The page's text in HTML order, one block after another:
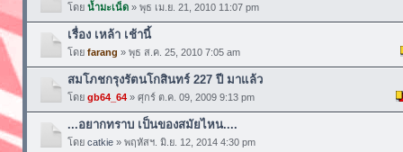
โดย น้ำมะเน็ด» พุธ เม.ย. 21, 2010 11:07 pm
เรื่อง เหล้า เช้านี้
โดย farang » พุธ ส.ค. 25, 2010 7:05 am
สมโภชกรุงรัตนโกสินทร์ 227 ปี มาแล้ว
โดย gb64_64» ศุกร์ ต.ค. 09, 2009 9:13 pm
...อยากทราบ เป็นของสมัยไหน....
โดย catkie» พฤหัสฯ. มิ.ย. 12, 2014 4:30 pm